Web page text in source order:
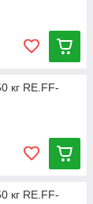
кг RE.FF-
кг RE.FF-